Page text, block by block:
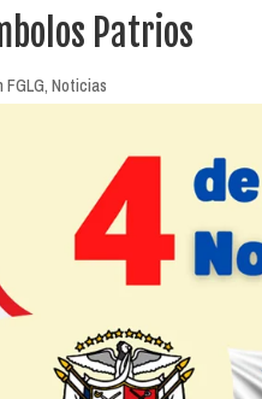
Patrios
FGLG,Noticias